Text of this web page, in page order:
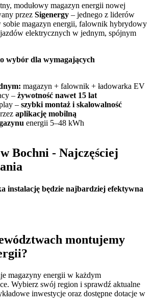
modułowy magazyn energii nowej
przez Sigenergy – jednego z liderów
magazyn energii, falownik hybrydowy
elektrycznych w jednym, spójnym
wybór dla wymagających
magazyn + falownik + ładowarka EV
– żywotność nawet 15 lat
– szybki montaż i skalowalność
aplikację mobilną
energii 5–48 kWh
Bochni - Najczęściej
instalację będzie najbardziej efektywna
montujemy
magazyny energii w każdym
Wybierz swój region i sprawdź aktualne
inwestycje oraz dostępne dotacje w